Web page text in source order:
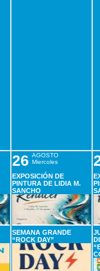
26 AGOSTO
Miercoles
EXPOSICIÓN DE
PINTURA DE LIDIA M.
SANCHO
SEMANA GRANDE
“ROCK DAY”